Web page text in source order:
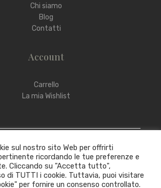
Chi siamo
Blog
Contatti
Account
Carrello
La mia Wishlist
© 2022 – 2025 Crigema
sul nostro sito Web per offrirti
ricordando le tue preferenze e
Cliccando su "Accetta tutto",
di TUTTI i cookie. Tuttavia, puoi visitare
per fornire un consenso controllato.